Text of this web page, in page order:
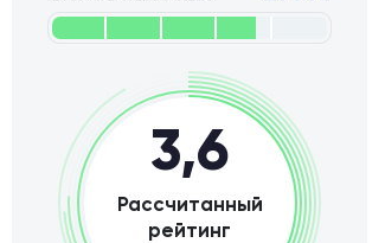
3,6
Рассчитанный
рейтинг